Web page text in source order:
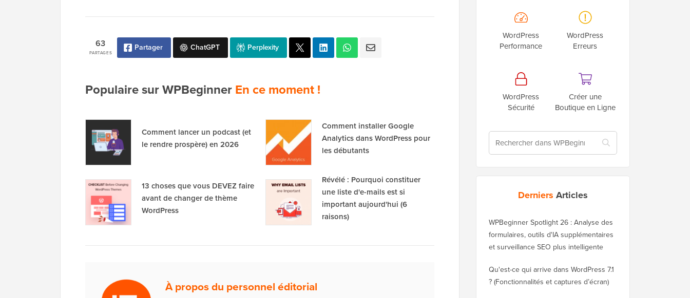
PARTAGES
63 Partager ChatGPT Perplexity
Populaire sur WPBeginnerEn ce moment !
Comment lancer un podcast (et
le rendre prospère) en 2026
Comment installer Google
Analytics dans WordPress pour
les débutants
13 choses que vous DEVEZ faire
avant de changer de thème
WordPress
Révélé : Pourquoi constituer
une liste d'e-mails est si
important aujourd'hui (6
raisons)
À propos du personnel éditorial
WordPress
Performance
WordPress
Erreurs
WordPress
Sécurité
Créer une
Boutique en Ligne
Derniers Articles
WPBeginner Spotlight 26 : Analyse des
formulaires, outils d'IA supplémentaires
et surveillance SEO plus intelligente
Qu'est-ce qui arrive dans WordPress 7.1
? (Fonctionnalités et captures d’écran)